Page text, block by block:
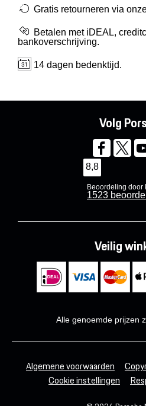
Gratis retourneren via
Betalen met iDEAL,
bankoverschrijving.
14 dagen bedenktijd.
Volg
8,8
Beoordeling door
1523
Veilig
Alle genoemde prijzen
Algemene voorwaarden
Cookie instellingen